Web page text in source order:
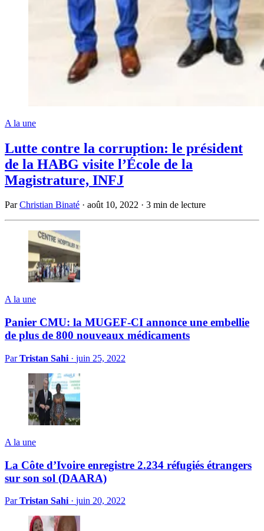
A la une
Lutte contre la corruption: le président
de la HABG visite l’École de la
Magistrature, INFJ
ParChristian Binaté · août 10, 2022 · 3 min de lecture
A la une
Panier CMU: la MUGEF-CI annonce une embellie
de plus de 800 nouveaux médicaments
ParTristan Sahi · juin 25, 2022
A la une
La Côte d’Ivoire enregistre 2.234 réfugiés étrangers
sur son sol (DAARA)
ParTristan Sahi · juin 20, 2022